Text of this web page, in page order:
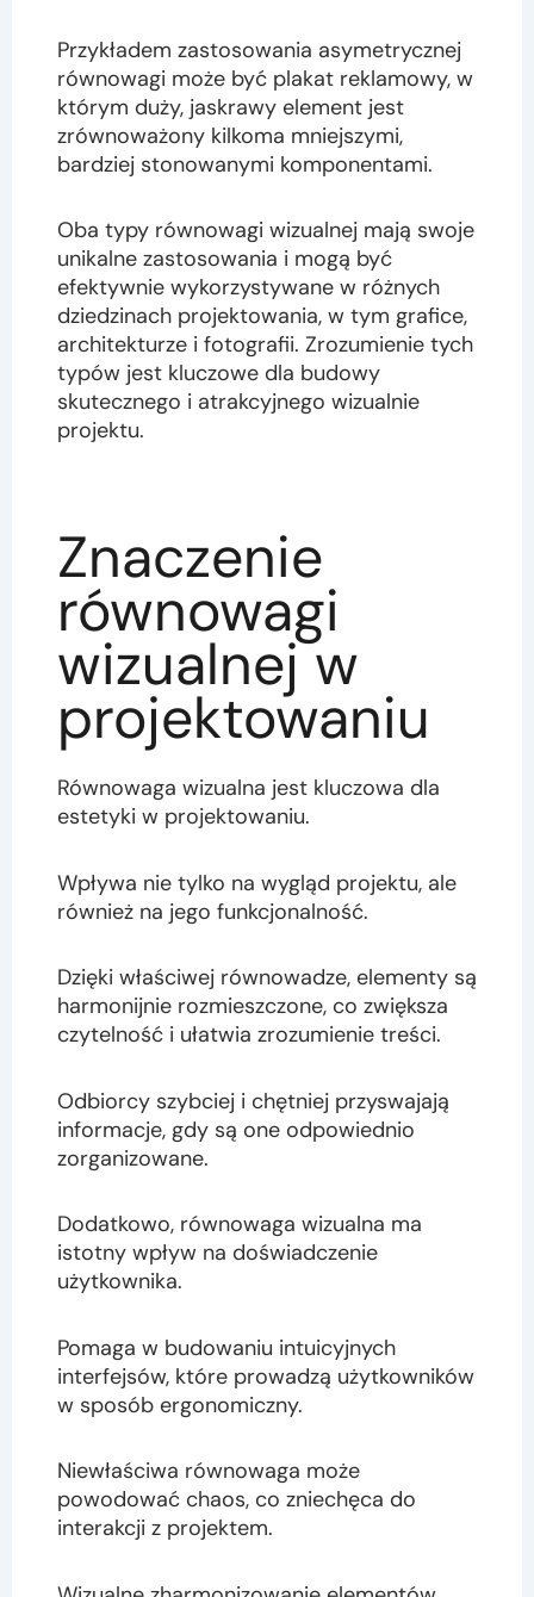
Przykładem zastosowania asymetrycznej
równowagi może być plakat reklamowy, w
którym duży, jaskrawy element jest
zrównoważony kilkoma mniejszymi,
bardziej stonowanymi komponentami.
Oba typy równowagi wizualnej mają swoje
unikalne zastosowania i mogą być
efektywnie wykorzystywane w różnych
dziedzinach projektowania, w tym grafice,
architekturze i fotografii. Zrozumienie tych
typów jest kluczowe dla budowy
skutecznego i atrakcyjnego wizualnie
projektu.
Znaczenie
równowagi
wizualnej w
projektowaniu
Równowaga wizualna jest kluczowa dla
estetyki w projektowaniu.
Wpływa nie tylko na wygląd projektu, ale
również na jego funkcjonalność.
Dzięki właściwej równowadze, elementy są
harmonijnie rozmieszczone, co zwiększa
czytelność i ułatwia zrozumienie treści.
Odbiorcy szybciej i chętniej przyswajają
informacje, gdy są one odpowiednio
zorganizowane.
Dodatkowo, równowaga wizualna ma
istotny wpływ na doświadczenie
użytkownika.
Pomaga w budowaniu intuicyjnych
interfejsów, które prowadzą użytkowników
w sposób ergonomiczny.
Niewłaściwa równowaga może
powodować chaos, co zniechęca do
interakcji z projektem.